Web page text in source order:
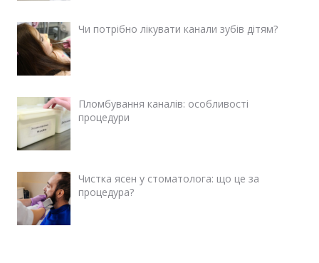
Чи потрібно лікувати канали зубів дітям?
Пломбування каналів: особливості
процедури
Чистка ясен у стоматолога: що це за
процедура?